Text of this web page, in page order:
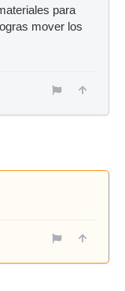
para
mover los